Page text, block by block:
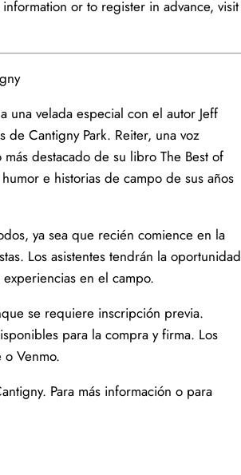
or to register in advance, visit
una velada especial con el autor Jeff
Cantigny Park. Reiter, una voz
destacado de su libro The Best of
e historias de campo de sus años
ya sea que recién comience en la
Los asistentes tendrán la oportunidad
en el campo.
se requiere inscripción previa.
para la compra y firma. Los
Venmo.
Para más información o para